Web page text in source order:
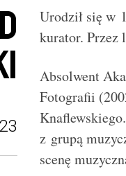
Urodził się w
kurator. Przez
Absolwent
Fotografii
z grupą
scenę